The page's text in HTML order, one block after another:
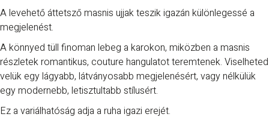
A levehető áttetsző masnis ujjak teszik igazán különlegessé a
megjelenést.
A könnyed tüll finoman lebeg a karokon, miközben a masnis
részletek romantikus, couture hangulatot teremtenek. Viselheted
velük egy lágyabb, látványosabb megjelenésért, vagy nélkülük
egy modernebb, letisztultabb stílusért.
Ez a variálhatóság adja a ruha igazi erejét.